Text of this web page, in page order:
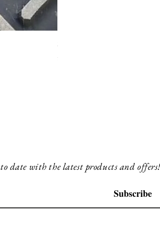
SMG 008 stainless and
Prijs
£ 200,00
date with the latest products and
Subscribe